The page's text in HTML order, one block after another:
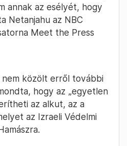
annak az esélyét, hogy
Netanjahu az NBC
Meet the Press
közölt erről további
hogy az „egyetlen
az alkut, az a
az Izraeli Védelmi